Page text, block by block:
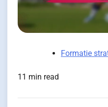
Formatie
11 min read